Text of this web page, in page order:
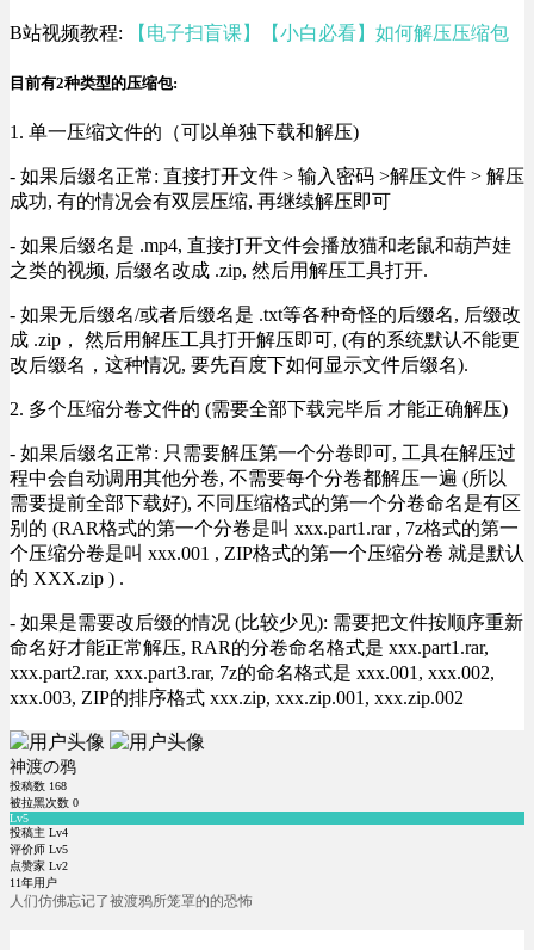
B站视频教程: 【电子扫盲课】【小白必看】如何解压压缩包
目前有2种类型的压缩包:
1. 单一压缩文件的（可以单独下载和解压)
- 如果后缀名正常: 直接打开文件 > 输入密码 >解压文件 > 解压
成功, 有的情况会有双层压缩, 再继续解压即可
- 如果后缀名是 .mp4, 直接打开文件会播放猫和老鼠和葫芦娃
之类的视频, 后缀名改成 .zip, 然后用解压工具打开.
- 如果无后缀名/或者后缀名是 .txt等各种奇怪的后缀名, 后缀改
成 .zip， 然后用解压工具打开解压即可, (有的系统默认不能更
改后缀名，这种情况, 要先百度下如何显示文件后缀名).
2. 多个压缩分卷文件的 (需要全部下载完毕后 才能正确解压)
- 如果后缀名正常: 只需要解压第一个分卷即可, 工具在解压过
程中会自动调用其他分卷, 不需要每个分卷都解压一遍 (所以
需要提前全部下载好), 不同压缩格式的第一个分卷命名是有区
别的 (RAR格式的第一个分卷是叫 xxx.part1.rar , 7z格式的第一
个压缩分卷是叫 xxx.001 , ZIP格式的第一个压缩分卷 就是默认
的 XXX.zip ) .
- 如果是需要改后缀的情况 (比较少见): 需要把文件按顺序重新
命名好才能正常解压, RAR的分卷命名格式是 xxx.part1.rar,
xxx.part2.rar, xxx.part3.rar, 7z的命名格式是 xxx.001, xxx.002,
xxx.003, ZIP的排序格式 xxx.zip, xxx.zip.001, xxx.zip.002
神渡の鸦
投稿数 168
被拉黑次数 0
Lv5
投稿主 Lv4
评价师 Lv5
点赞家 Lv2
11年用户
人们仿佛忘记了被渡鸦所笼罩的的恐怖